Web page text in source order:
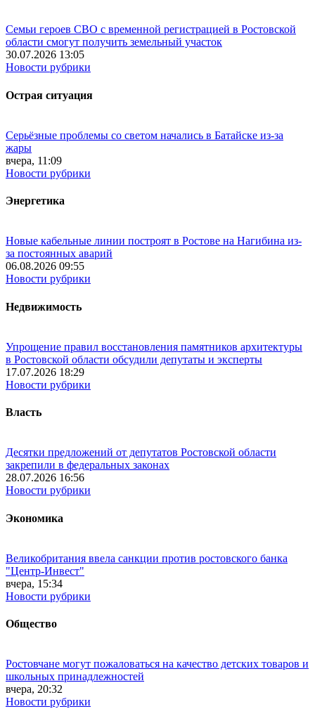
Семьи героев СВО с временной регистрацией в Ростовской
области смогут получить земельный участок
30.07.2026 13:05
Новости рубрики
Острая ситуация
Серьёзные проблемы со светом начались в Батайске из-за
жары
вчера, 11:09
Новости рубрики
Энергетика
Новые кабельные линии построят в Ростове на Нагибина из-
за постоянных аварий
06.08.2026 09:55
Новости рубрики
Недвижимость
Упрощение правил восстановления памятников архитектуры
в Ростовской области обсудили депутаты и эксперты
17.07.2026 18:29
Новости рубрики
Власть
Десятки предложений от депутатов Ростовской области
закрепили в федеральных законах
28.07.2026 16:56
Новости рубрики
Экономика
Великобритания ввела санкции против ростовского банка
"Центр-Инвест"
вчера, 15:34
Новости рубрики
Общество
Ростовчане могут пожаловаться на качество детских товаров и
школьных принадлежностей
вчера, 20:32
Новости рубрики